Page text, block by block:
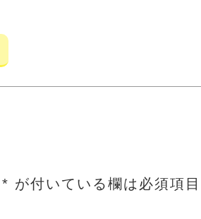
* が付いている欄は必須項